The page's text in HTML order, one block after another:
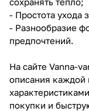
- Простота ухода
- Разнообразие
предпочтений.
На сайте Vanna-
описания каждой
покупки и